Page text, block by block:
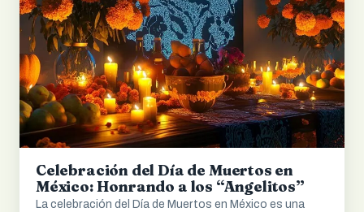
Celebración del Día de Muertos en
México: Honrando a los “Angelitos”
La celebración del Día de Muertos en México es una